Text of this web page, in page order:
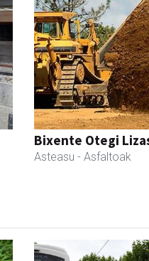
Bixente Otegi
Asteasu - Asfaltoak